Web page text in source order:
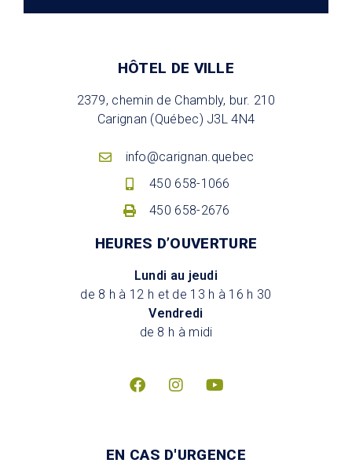
HÔTEL DE VILLE
2379, chemin de Chambly, bur. 210
Carignan (Québec) J3L 4N4
info@carignan.quebec
450 658-1066
450 658-2676
HEURES D’OUVERTURE
Lundi au jeudi
de 8 h à 12 h et de 13 h à 16 h 30
Vendredi
de 8 h à midi
EN CAS D'URGENCE